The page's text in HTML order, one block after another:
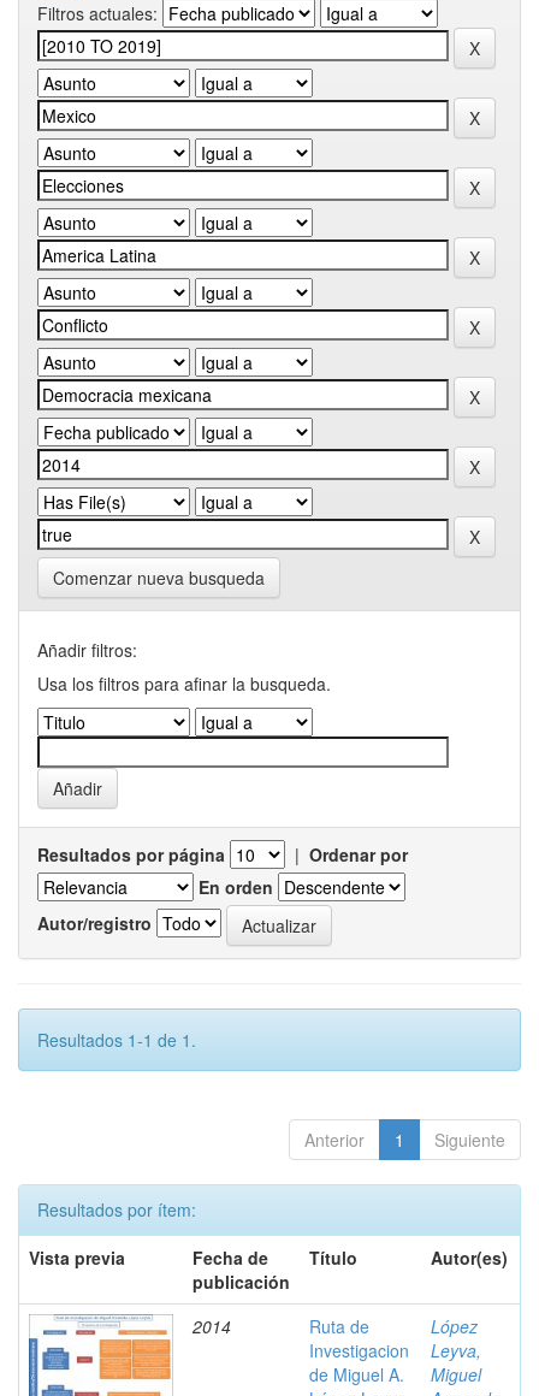
Filtros actuales:
Comenzar nueva busqueda
Añadir filtros:
Usa los filtros para afinar la busqueda.
Resultados por página | Ordenar por
En orden
Autor/registro
Resultados 1-1 de 1.
Anterior 1 Siguiente
Resultados por ítem:
Vista previa
Fecha de
publicación
Título Autor(es)
2014
Ruta de
Investigacion
de Miguel A.
López
Leyva,
Miguel